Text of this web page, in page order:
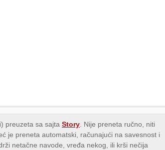
preuzeta sa sajta Story . Nije preneta ručno, niti
je preneta automatski, računajući na savesnost i
netačne navode, vređa nekog, ili krši nečija